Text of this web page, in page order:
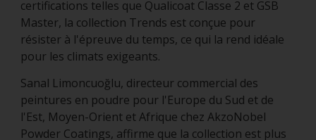
certifications telles que Qualicoat Classe 2 et GSB
Master, la collection Trends est conçue pour
résister à l'épreuve du temps, ce qui la rend idéale
pour les climats exigeants.
Sanal Limoncuoğlu, directeur commercial des
peintures en poudre pour l'Europe du Sud et de
l'Est, Moyen-Orient et Afrique chez AkzoNobel
Powder Coatings, affirme que la collection est plus